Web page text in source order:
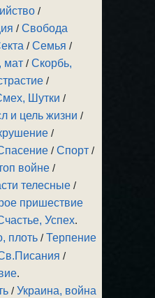
/
/Свобода
/Семья /
мат /Скорбь,
/
Шутки /
и цель жизни /
/
/Спорт /
войне /
телесные /
пришествие
Успех.
плоть /Терпение
/
.
/Украина, война